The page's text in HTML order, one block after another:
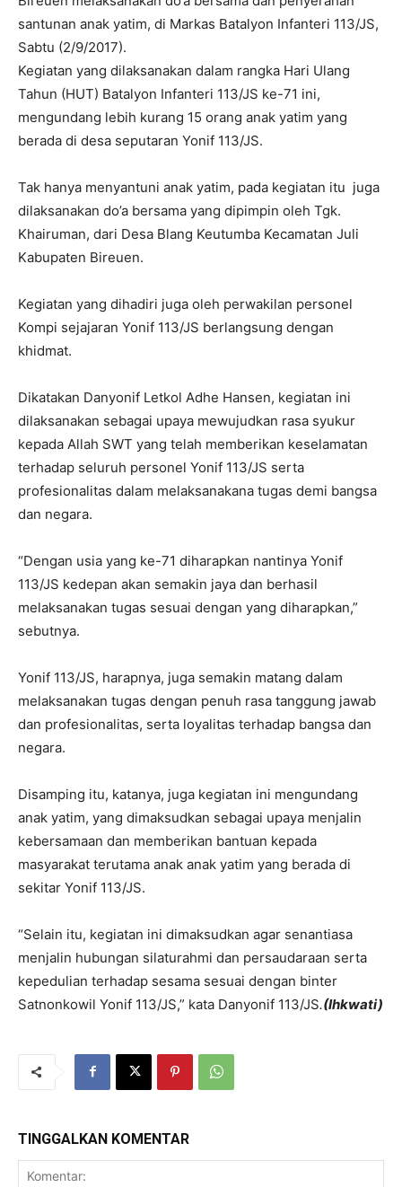
santunan anak yatim, di Markas Batalyon Infanteri 113/JS,
Sabtu (2/9/2017).
Kegiatan yang dilaksanakan dalam rangka Hari Ulang
Tahun (HUT) Batalyon Infanteri 113/JS ke-71 ini,
mengundang lebih kurang 15 orang anak yatim yang
berada di desa seputaran Yonif 113/JS.
Tak hanya menyantuni anak yatim, pada kegiatan itu juga
dilaksanakan do’a bersama yang dipimpin oleh Tgk.
Khairuman, dari Desa Blang Keutumba Kecamatan Juli
Kabupaten Bireuen.
Kegiatan yang dihadiri juga oleh perwakilan personel
Kompi sejajaran Yonif 113/JS berlangsung dengan
khidmat.
Dikatakan Danyonif Letkol Adhe Hansen, kegiatan ini
dilaksanakan sebagai upaya mewujudkan rasa syukur
kepada Allah SWT yang telah memberikan keselamatan
terhadap seluruh personel Yonif 113/JS serta
profesionalitas dalam melaksanakana tugas demi bangsa
dan negara.
“Dengan usia yang ke-71 diharapkan nantinya Yonif
113/JS kedepan akan semakin jaya dan berhasil
melaksanakan tugas sesuai dengan yang diharapkan,”
sebutnya.
Yonif 113/JS, harapnya, juga semakin matang dalam
melaksanakan tugas dengan penuh rasa tanggung jawab
dan profesionalitas, serta loyalitas terhadap bangsa dan
negara.
Disamping itu, katanya, juga kegiatan ini mengundang
anak yatim, yang dimaksudkan sebagai upaya menjalin
kebersamaan dan memberikan bantuan kepada
masyarakat terutama anak anak yatim yang berada di
sekitar Yonif 113/JS.
“Selain itu, kegiatan ini dimaksudkan agar senantiasa
menjalin hubungan silaturahmi dan persaudaraan serta
kepedulian terhadap sesama sesuai dengan binter
Satnonkowil Yonif 113/JS,” kata Danyonif 113/JS.(Ihkwati)
TINGGALKAN KOMENTAR